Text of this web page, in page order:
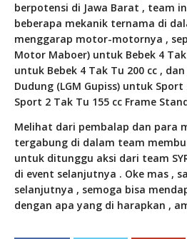
berpotensi di Jawa Barat , team
beberapa mekanik ternama di
menggarap motor-motornya ,
Motor Maboer) untuk Bebek 4 Tak
untuk Bebek 4 Tak Tu 200 cc ,
Dudung (LGM Gupiss) untuk
Sport 2 Tak Tu 155 cc Frame
Melihat dari pembalap dan para
tergabung di dalam team
untuk ditunggu aksi dari team
di event selanjutnya . Oke mas ,
selanjutnya , semoga bisa
dengan apa yang di harapkan ,